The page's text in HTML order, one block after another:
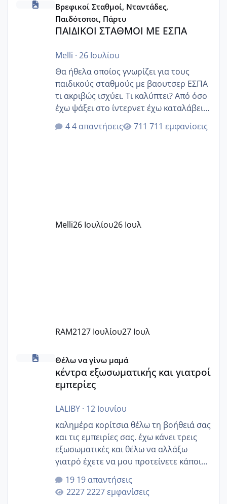
Βρεφικοί Σταθμοί, Νταντάδες,
Παιδότοποι, Πάρτυ
ΠΑΙΔΙΚΟΙ ΣΤΑΘΜΟΙ ΜΕ ΕΣΠΑ
Melli · 26 Ιουλίου
Θα ήθελα οποίος γνωρίζει για τους
παιδικούς σταθμούς με βαουτσερ ΕΣΠΑ
τι ακριβώς ισχύει. Τι καλύπτει? Από όσο
έχω ψάξει στο ίντερνετ έχω καταλάβει
ότι το βαουτσερ καλύπτει όλα τα
δίδακτρα και τα τροφεια του ιδιωτικού
Εγώ πήγα σε έναν ιδιωτικό παιδικό στ
4 απαντήσεις 711 εμφανίσεις
Melli26 Ιουλίου26 Ιουλ
RAM2127 Ιουλίου27 Ιουλ
κέντρα εξωσωματικής και γιατροί εμπερίες
Θέλω να γίνω μαμά
κέντρα εξωσωματικής και γιατροί
εμπερίες
LALIBY· 12 Ιουνίου
καλημέρα κορίτσια θέλω τη βοήθειά σας
και τις εμπειρίες σας. έχω κάνει τρεις
εξωσωματικές και θέλω να αλλάξω
γιατρό έχετε να μου προτείνετε κάποιον
που μείνατε ευχαριστημένες και είχατε
επιιτυχία? έκανα στο υγεία με τον
ζερβομανωλάκη (δεν το εψαξε καθόλου
19 απαντήσεις
2227 εμφανίσεις